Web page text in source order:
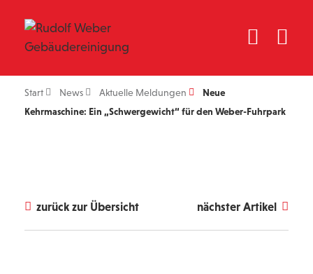
Start News Aktuelle Meldungen
Neue
Kehrmaschine: Ein „Schwergewicht“ für den Weber-Fuhrpark
zurück zur Übersicht nächster Artikel